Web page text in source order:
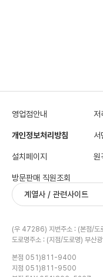
영업점안내 저
개인정보처리방침 서
설치페이지 원
방문판매 직원조회
계열사 / 관련사이트
(우 47286) 지번주소 : (본점/도
도로명주소 : (지점/도로명) 부산
본점 051)811-9400
지점 051)811-9500